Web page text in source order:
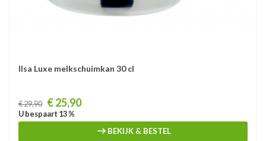
Ilsa Luxe melkschuimkan 30 cl
Prijs
€ 29,90 € 25,90
U bespaart 13 %
BEKIJK & BESTEL